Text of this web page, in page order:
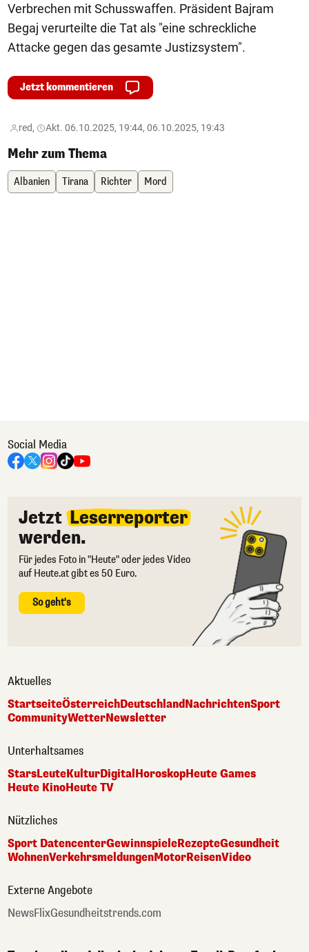
Verbrechen mit Schusswaffen. Präsident Bajram
Begaj verurteilte die Tat als "eine schreckliche
Attacke gegen das gesamte Justizsystem".
Jetzt kommentieren
red, Akt. 06.10.2025, 19:44, 06.10.2025, 19:43
Mehr zum Thema
Albanien Tirana Richter Mord
Social Media
Jetzt Leserreporter
werden.
Für jedes Foto in "Heute" oder jedes Video
auf Heute.at gibt es 50 Euro.
So geht's
Aktuelles
StartseiteÖsterreichDeutschlandNachrichtenSport
CommunityWetterNewsletter
Unterhaltsames
StarsLeuteKulturDigitalHoroskopHeute Games
Heute KinoHeute TV
Nützliches
Sport DatencenterGewinnspieleRezepteGesundheit
WohnenVerkehrsmeldungenMotorReisenVideo
Externe Angebote
NewsFlixGesundheitstrends.com